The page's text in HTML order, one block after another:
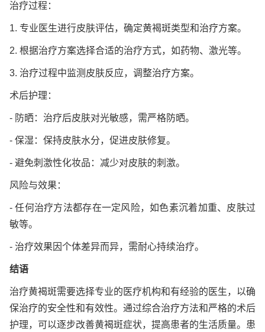
治疗过程：
1. 专业医生进行皮肤评估，确定黄褐斑类型和治疗方案。
2. 根据治疗方案选择合适的治疗方式，如药物、激光等。
3. 治疗过程中监测皮肤反应，调整治疗方案。
术后护理：
- 防晒：治疗后皮肤对光敏感，需严格防晒。
- 保湿：保持皮肤水分，促进皮肤修复。
- 避免刺激性化妆品：减少对皮肤的刺激。
风险与效果：
- 任何治疗方法都存在一定风险，如色素沉着加重、皮肤过
敏等。
- 治疗效果因个体差异而异，需耐心持续治疗。
结语
治疗黄褐斑需要选择专业的医疗机构和有经验的医生，以确
保治疗的安全性和有效性。通过综合治疗方法和严格的术后
护理，可以逐步改善黄褐斑症状，提高患者的生活质量。患